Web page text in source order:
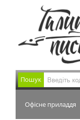
Пошук
Офісне приладдя